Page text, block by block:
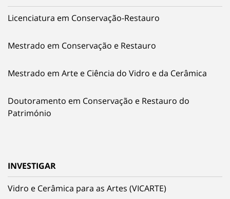
Licenciatura em Conservação-Restauro
Mestrado em Conservação e Restauro
Mestrado em Arte e Ciência do Vidro e da Cerâmica
Doutoramento em Conservação e Restauro do
Património
INVESTIGAR
Vidro e Cerâmica para as Artes (VICARTE)